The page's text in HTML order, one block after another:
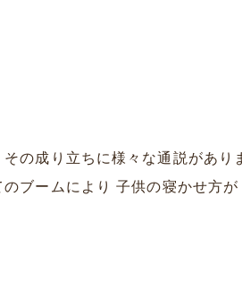
の成り立ちに様々な通説があ
ブームにより 子供の寝かせ方